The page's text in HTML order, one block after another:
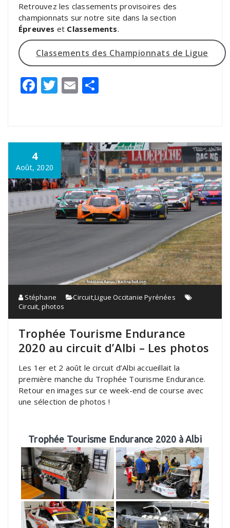
Retrouvez les classements provisoires des
championnats sur notre site dans la section
Épreuves et Classements.
Classements des Championnats de Ligue
Facebook
Twitter
Email
4
Août, 2020
Stéphane Circuit,Ligue Occitanie Pyrénées
Circuit, photos
Trophée Tourisme Endurance
2020 au circuit d’Albi – Les photos
Les 1er et 2 août le circuit d’Albi accueillait la
première manche du Trophée Tourisme Endurance.
Retour en images sur ce week-end de course avec
une sélection de photos !
Trophée Tourisme Endurance 2020 à Albi